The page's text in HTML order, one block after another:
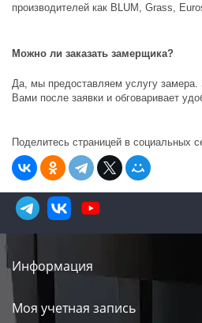
производителей как BLUM, Grass,
Можно ли заказать замерщика?
Да, мы предоставляем услугу
Вами после заявки и обговаривает
Поделитесь страницей в социальных
Информация
Моя учетная запись